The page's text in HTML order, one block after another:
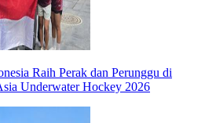
Raih Perak dan Perunggu di
Underwater Hockey 2026